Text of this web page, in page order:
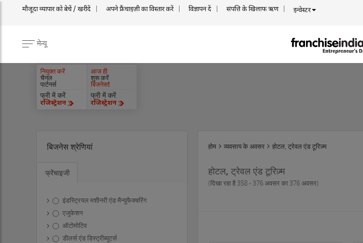
मौजूदा व्यापार को बेचें / खरीदें अपने फ्रैंचाइज़ी का विस्तार करें विज्ञापन दें संपत्ति के खिलाफ ऋण इन्वेस्टर
मेन्यू
नियुक्त करें
चैनल
पार्टनर्स
फ्री में करें
रजिस्ट्रेशन
आज ही
शुरू करें
बिजनेस!
फ्री में करें
रजिस्ट्रेशन
बिजनेस श्रेणियां
फ्रेंचाइजी
इंडस्ट्रियल मशीनरी एंड मैन्युफैक्चरिंग
एजुकेशन
ऑटोमोटिव
डीलर्स एंड डिस्ट्रीब्यूटर्स
होम व्यवसाय के अवसर होटल, ट्रेवल एंड टूरिज़्म
होटल, ट्रेवल एंड टूरिज़्म
(दिखा रहा है 358 - 376 अवसर का 376 अवसर)